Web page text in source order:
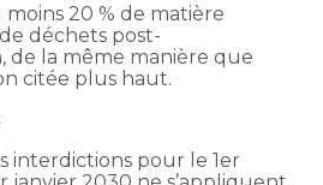
20 % de matière
déchets post-
de la même manière que
citée plus haut.
interdictions pour le 1er